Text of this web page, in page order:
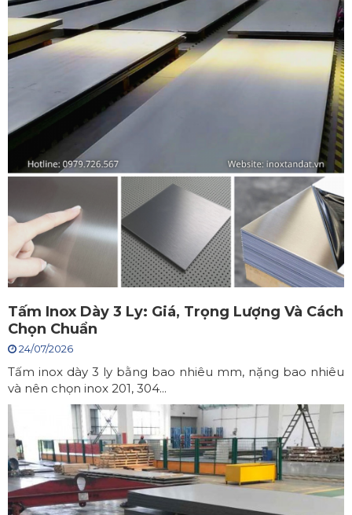
Tấm Inox Dày 3 Ly: Giá, Trọng Lượng Và Cách
Chọn Chuẩn
24/07/2026
Tấm inox dày 3 ly bằng bao nhiêu mm, nặng bao nhiêu
và nên chọn inox 201, 304...